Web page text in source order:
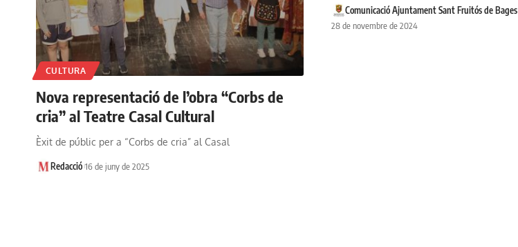
CULTURA
Nova representació de l’obra “Corbs de
cria” al Teatre Casal Cultural
Èxit de públic per a “Corbs de cria” al Casal
Redacció 16 de juny de 2025
Comunicació Ajuntament Sant Fruitós de Bages
28 de novembre de 2024